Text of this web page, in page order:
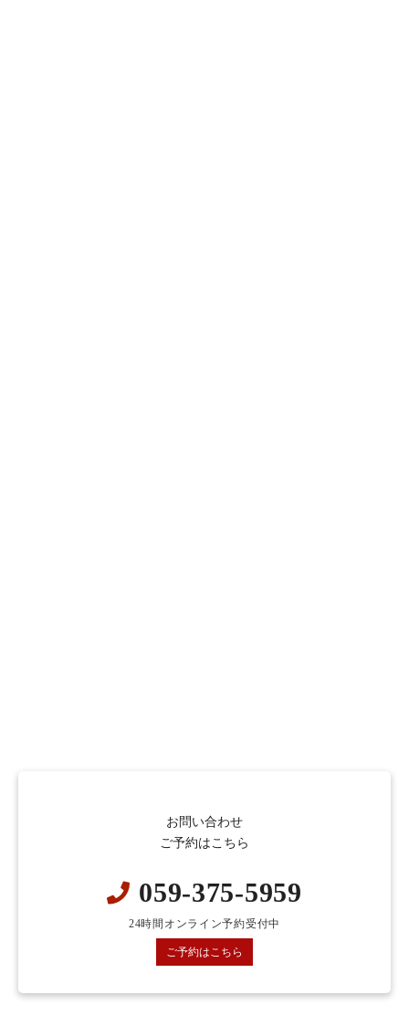
お問い合わせ
ご予約はこちら
059-375-5959
24時間オンライン予約受付中
ご予約はこちら